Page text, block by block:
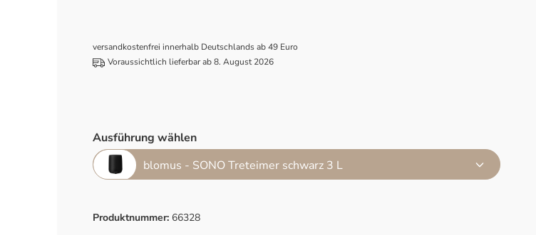
versandkostenfrei innerhalb Deutschlands ab 49 Euro
Voraussichtlich lieferbar ab 8. August 2026
Ausführung wählen
blomus - SONO Treteimer schwarz 3 L
Produktnummer: 66328